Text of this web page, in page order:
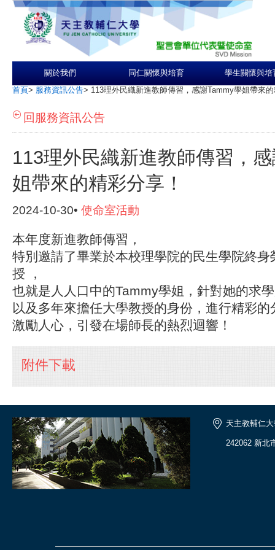
關於我們 同仁關懷與培育 學生關懷與培
首頁> 服務資訊公告> 113理外民織新進教師傳習，感謝Tammy學姐帶來
回服務資訊公告
113理外民織新進教師傳習，
姐帶來的精彩分享！
2024-10-30• 使命室活動
本年度新進教師傳習，
特別邀請了畢業於本校理學院的民生學院終身
授 ，
也就是人人口中的Tammy學姐，針對她的求
以及多年來擔任大學教授的身份，進行精彩的
激勵人心，引發在場師長的熱烈迴響！
附件下載
天主教輔仁
242062 新北